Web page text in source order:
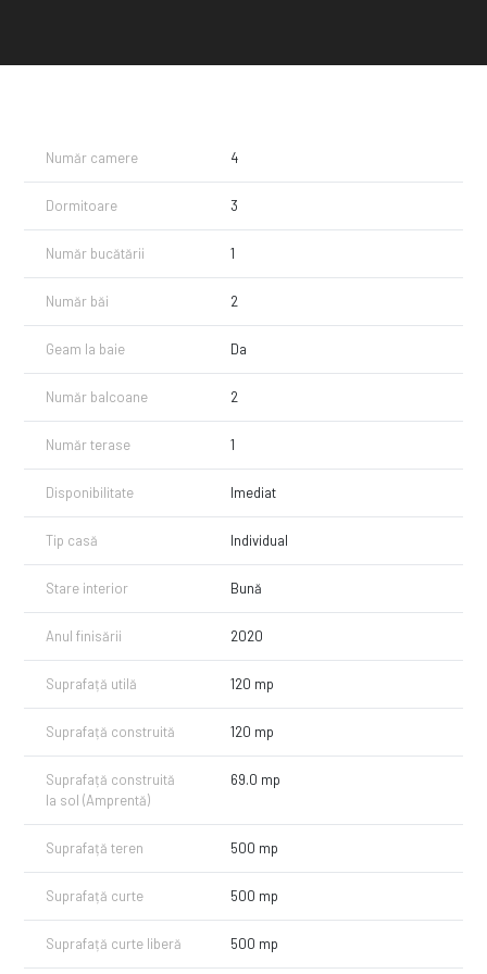
Număr camere 4
Dormitoare 3
Număr bucătării 1
Număr băi 2
Geam la baie Da
Număr balcoane 2
Număr terase 1
Disponibilitate Imediat
Tip casă Individual
Stare interior Bună
Anul finisării 2020
Suprafață utilă 120 mp
Suprafață construită 120 mp
Suprafață construită
la sol (Amprentă)
69.0 mp
Suprafață teren 500 mp
Suprafață curte 500 mp
Suprafață curte liberă 500 mp